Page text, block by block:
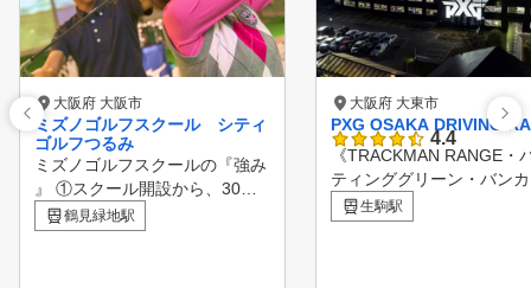
大阪府 大阪市
ミズノゴルフスクール シティ
ゴルフつるみ
ミズノゴルフスクールの『強み
』 ①スクール開設から、30年
以上の歴史！ ⇒ 長い歴史
で培ったノウハウがあります。
鶴見緑地駅
大阪府 大東市
PXG OSAKA DRIVING
4.4
《TRACKMAN RANGE・
ティンググリーン・バン
ンジ完備‼》 関西最大級
ードのドライビングレン
生駒駅